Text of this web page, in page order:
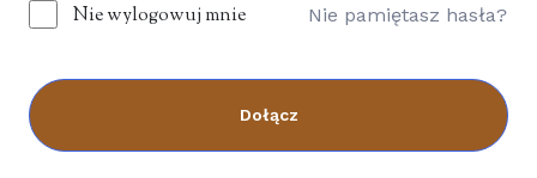
Nie wylogowuj mnie Nie pamiętasz hasła?
Dołącz